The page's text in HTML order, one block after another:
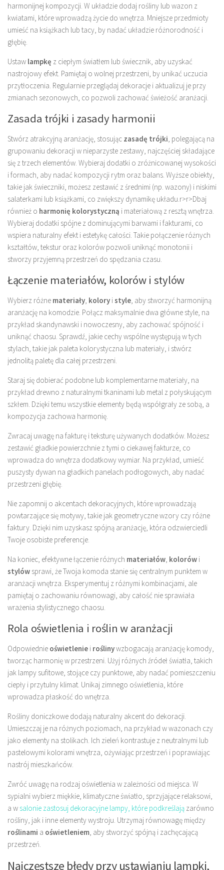
harmonijnej kompozycji. W układzie dodaj rośliny lub wazon z
kwiatami, które wprowadzą życie do wnętrza. Mniejsze przedmioty
umieść na książkach lub tacy, by nadać układzie różnorodność i
głębię.
Ustaw lampkę z ciepłym światłem lub świecznik, aby uzyskać
nastrojowy efekt. Pamiętaj o wolnej przestrzeni, by unikać uczucia
przytłoczenia. Regularnie przeglądaj dekoracje i aktualizuj je przy
zmianach sezonowych, co pozwoli zachować świeżość aranżacji.
Zasada trójki i zasady harmonii
Stwórz atrakcyjną aranżację, stosując zasadę trójki , polegającą na
grupowaniu dekoracji w nieparzyste zestawy, najczęściej składające
się z trzech elementów. Wybieraj dodatki o zróżnicowanej wysokości
i formach, aby nadać kompozycji rytm oraz balans. Wyższe obiekty,
takie jak świeczniki, możesz zestawić z średnimi (np. wazony) i niskimi
salaterkami lub książkami, co zwiększy dynamikę układu. r>r>Dbaj
również o harmonię kolorystyczną i materiałową z resztą wnętrza.
Wybieraj dodatki spójne z dominującymi barwami i fakturami, co
wspiera naturalny efekt i estetykę całości. Takie połączenie różnych
kształtów, tekstur oraz kolorów pozwoli uniknąć monotonii i
stworzy przyjemną przestrzeń do spędzania czasu.
Łączenie materiałów, kolorów i stylów
Wybierz różne materiały kolory istyle , aby stworzyć harmonijną
aranżację na komodzie. Połącz maksymalnie dwa główne style, na
przykład skandynawski i nowoczesny, aby zachować spójność i
uniknąć chaosu. Sprawdź, jakie cechy wspólne występują w tych
stylach, takie jak paleta kolorystyczna lub materiały, i stwórz
jednolitą paletę dla całej przestrzeni.
Staraj się dobierać podobne lub komplementarne materiały, na
przykład drewno z naturalnymi tkaninami lub metal z połyskującym
szkłem. Dzięki temu wszystkie elementy będą współgrały ze sobą, a
kompozycja zachowa harmonię.
Zwracaj uwagę na fakturę i teksturę używanych dodatków. Możesz
zestawić gładkie powierzchnie z tymi o ciekawej fakturze, co
wprowadza do wnętrza dodatkowy wymiar. Na przykład, umieść
puszysty dywan na gładkich panelach podłogowych, aby nadać
przestrzeni głębię.
Nie zapomnij o akcentach dekoracyjnych, które wprowadzają
powtarzające się motywy, takie jak geometryczne wzory czy różne
faktury. Dzięki nim uzyskasz spójną aranżację, która odzwierciedli
Twoje osobiste preferencje.
Na koniec, efektywne łączenie różnych materiałów kolorów i
stylów sprawi, że Twoja komoda stanie się centralnym punktem w
aranżacji wnętrza. Eksperymentuj z różnymi kombinacjami, ale
pamiętaj o zachowaniu równowagi, aby całość nie sprawiała
wrażenia stylistycznego chaosu.
Rola oświetlenia i roślin w aranżacji
Odpowiednie oświetlenie i roślinywzbogacają aranżację komody,
tworząc harmonię w przestrzeni. Użyj różnych źródeł światła, takich
jak lampy sufitowe, stojące czy punktowe, aby nadać pomieszczeniu
ciepły i przytulny klimat. Unikaj zimnego oświetlenia, które
wprowadza płaskość do wnętrza.
Rośliny doniczkowe dodają naturalny akcent do dekoracji.
Umieszczaj je na różnych poziomach, na przykład w wazonach czy
jako elementy na stolikach. Ich zieleń kontrastuje z neutralnymi lub
pastelowymi kolorami wnętrza, ożywiając przestrzeń i poprawiając
nastrój mieszkańców.
Zwróć uwagę na rodzaj oświetlenia w zależności od miejsca. W
sypialni wybierz miękkie, klimatyczne światło, sprzyjające relaksowi,
a w salonie zastosuj dekoracyjne lampy, które podkreślają zarówno
rośliny, jak i inne elementy wystroju. Utrzymaj równowagę między
roślinami a oświetleniem , aby stworzyć spójną i zachęcającą
przestrzeń.
Najczęstsze błędy przy ustawianiu lampki,